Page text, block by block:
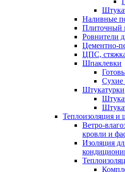
Наливные
Плиточный
Ровнители
Цементно-
ЦПС,
Шпаклевки
Сухие
Штукатурки
Теплоизоляция и
Ветро-
кровли и
Изоляция